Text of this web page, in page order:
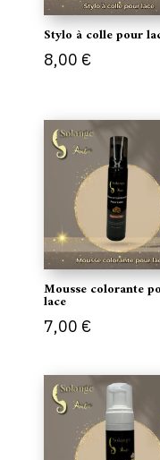
Stylo à colle pour
8,00 €
Mousse colorante
lace
7,00 €